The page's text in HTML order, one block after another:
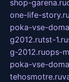
shop-garena.ru
one-life-story.ru
poka-vse-
g2012.rutst-1.ru
g-2012.ruops-
poka-vse-
tehosmotre.ru